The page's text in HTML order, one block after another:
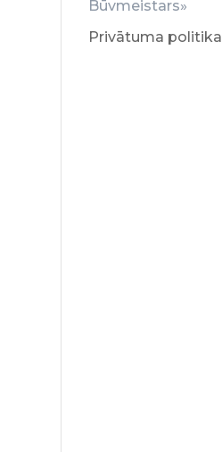
Būvmeistars»
Privātuma politika